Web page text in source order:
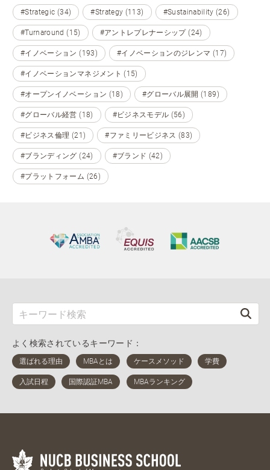
#Strategic (34) #Strategy (113) #Sustainability (26)
#Turnaround (15) #アントレプレナーシップ (24)
#イノベーション (193) #イノベーションのジレンマ (17)
#イノベーションマネジメント (15)
#オープンイノベーション (18) #グローバル展開 (189)
#グローバル経営 (18) #ビジネスモデル (56)
#ビジネス倫理 (21) #ファミリービジネス (83)
#ブランディング (24) #ブランド (42)
#プラットフォーム (26)
よく検索されているキーワード：